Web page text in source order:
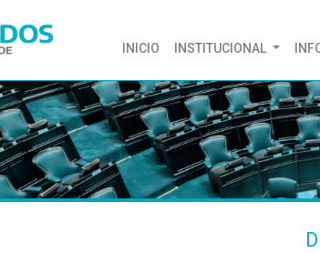
INICIO (CURRENT)
INSTITUCIONAL